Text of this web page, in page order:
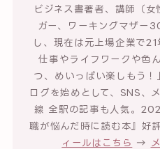
ビジネス書著者、講師（
ガー、ワーキングマザー
し、現在は元上場企業で
仕事やライフワークや色
つ、めいっぱい楽しもう
ログを始めとして、SNS、
線 全駅の記事も人気。
職が悩んだ時に読む本』好
ィールはこちら →